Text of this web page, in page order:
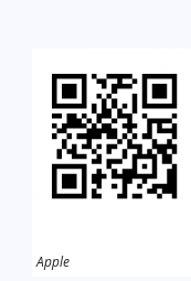
Apple